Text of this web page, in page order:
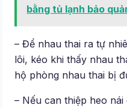
bằng tủ lạnh bảo
– Để nhau thai ra tự
lôi, kéo khi thấy nhau
hộ phòng nhau thai bị
– Nếu can thiệp heo